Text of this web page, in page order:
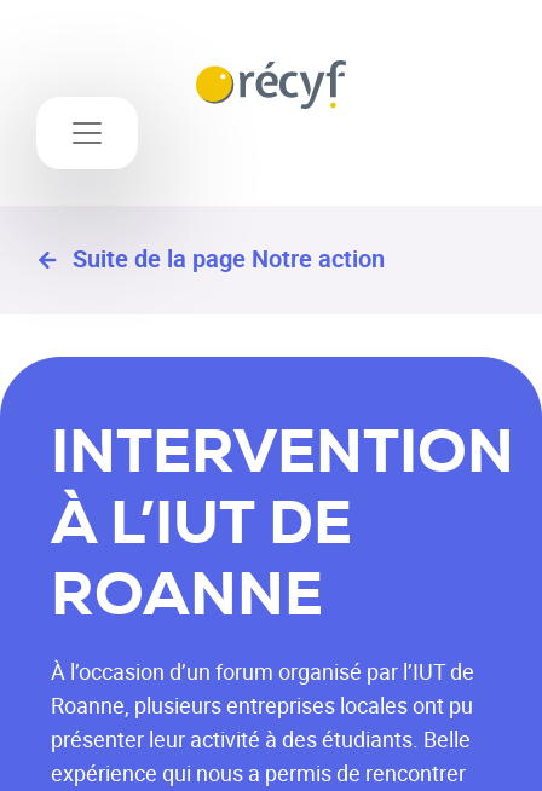
Suite de la page Notre action
INTERVENTION
À L’IUT DE
ROANNE
À l’occasion d’un forum organisé par l’IUT de
Roanne, plusieurs entreprises locales ont pu
présenter leur activité à des étudiants. Belle
expérience qui nous a permis de rencontrer